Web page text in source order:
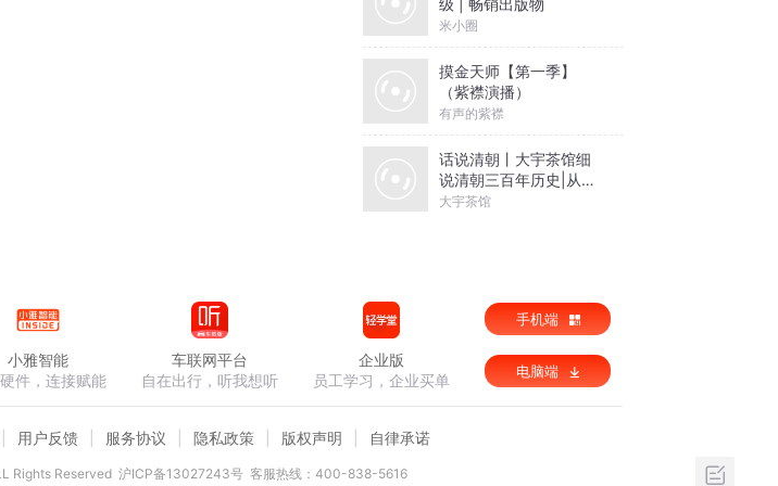
米小圈
摸金天师【第一季】
（紫襟演播）
有声的紫襟
话说清朝丨大宇茶馆细
说清朝三百年历史|从努
尔哈赤到末代皇帝溥仪|
大宇茶馆
小雅智能
件，连接赋能
车联网平台
自在出行，听我想听
企业版
员工学习，企业买单
手机端
电脑端
用户反馈 服务协议 隐私政策 版权声明 自律承诺
Rights Reserved 沪ICP备13027243号 客服热线：400-838-5616